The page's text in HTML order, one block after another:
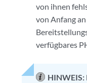
von ihnen
von Anfang
verfügbares
HINWEIS: